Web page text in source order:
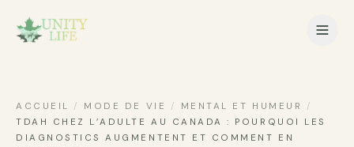
ACCUEIL / MODE DE VIE / MENTAL ET HUMEUR
/
TDAH CHEZ L’ADULTE AU CANADA : POURQUOI LES
DIAGNOSTICS AUGMENTENT ET COMMENT EN